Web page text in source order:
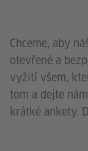
Chceme, aby
otevřené a
vyžití všem,
tom a dejte
krátké ankety.